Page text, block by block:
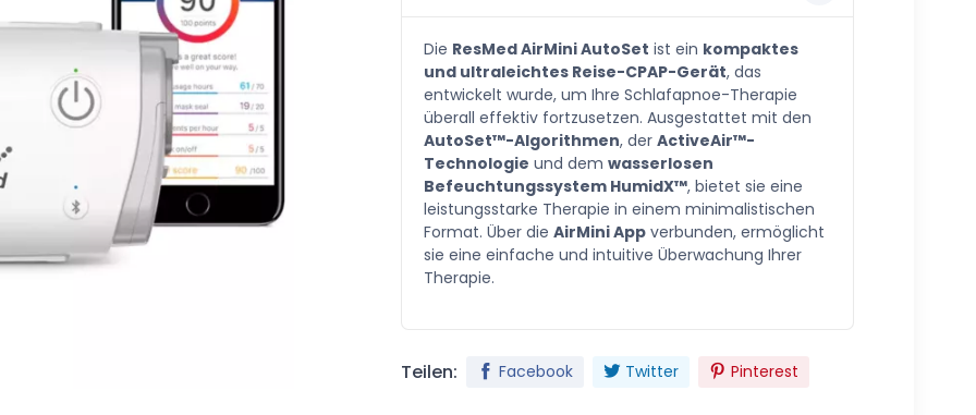
Die ResMed AirMini AutoSet ist ein kompaktes
und ultraleichtes Reise-CPAP-Gerät, das
entwickelt wurde, um Ihre Schlafapnoe-Therapie
überall effektiv fortzusetzen. Ausgestattet mit den
AutoSet™-Algorithmen, der ActiveAir™-
Technologie und dem wasserlosen
Befeuchtungssystem HumidX™, bietet sie eine
leistungsstarke Therapie in einem minimalistischen
Format. Über die AirMini Appverbunden, ermöglicht
sie eine einfache und intuitive Überwachung Ihrer
Therapie.
Teilen: Facebook Twitter Pinterest